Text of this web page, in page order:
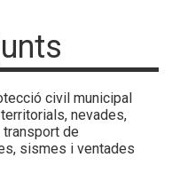
civil municipal
nevades,
de
sismes i ventades